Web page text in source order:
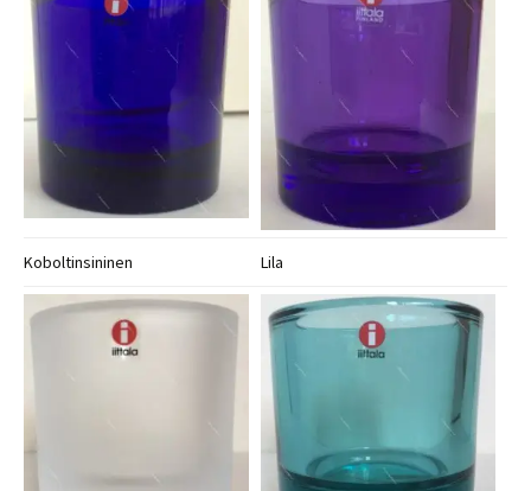
Koboltinsininen Lila